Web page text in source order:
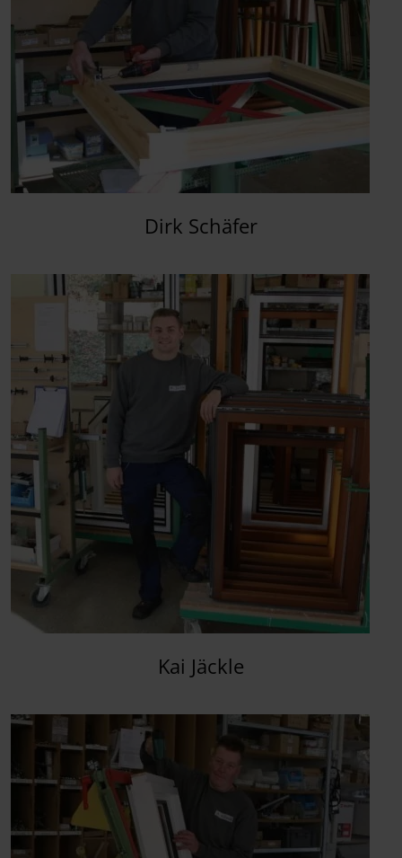
Dirk Schäfer
Kai Jäckle